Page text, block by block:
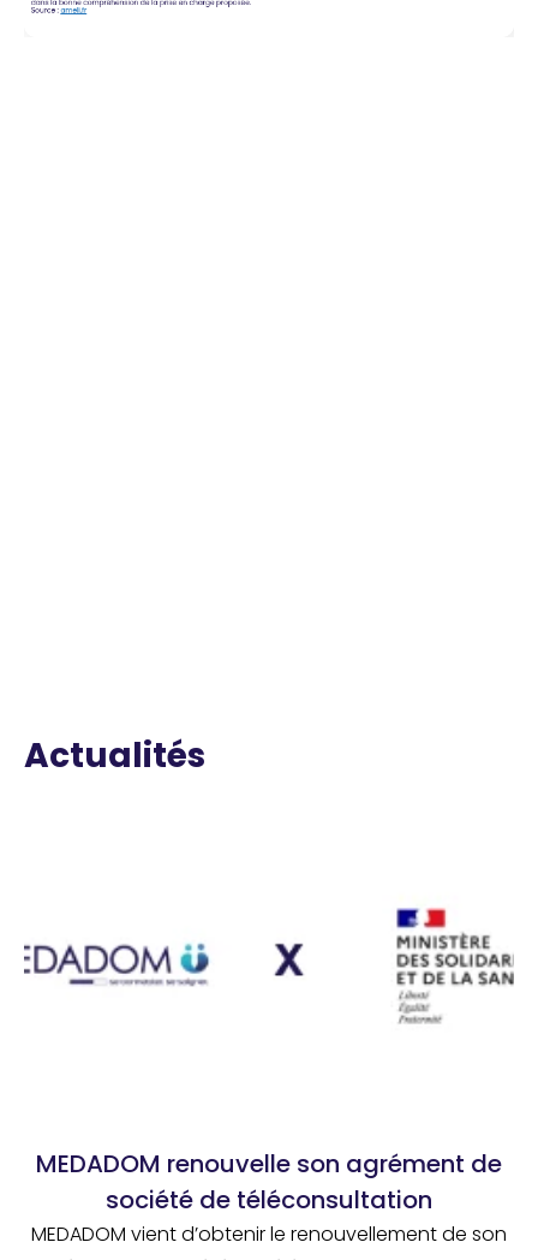
Actualités
MEDADOM renouvelle son agrément de
société de téléconsultation
MEDADOM vient d’obtenir le renouvellement de son